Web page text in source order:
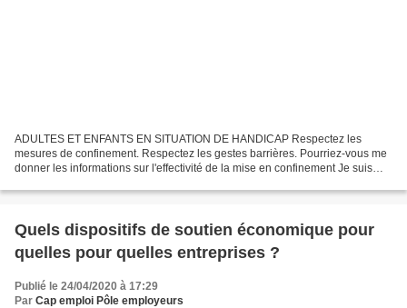
ADULTES ET ENFANTS EN SITUATION DE HANDICAP Respectez les
mesures de confinement. Respectez les gestes barrières. Pourriez-vous me
donner les informations sur l'effectivité de la mise en confinement Je suis
Quels dispositifs de soutien économique pour
quelles pour quelles entreprises ?
Publié le 24/04/2020 à 17:29
Par Cap emploi Pôle employeurs